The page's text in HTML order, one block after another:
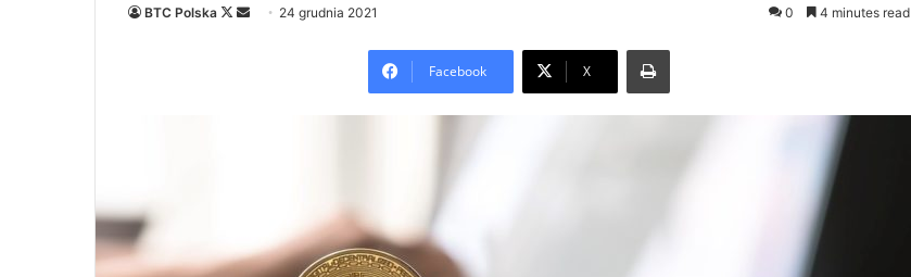
BTC Polska
Follow
Send 24 grudnia 2021 0 4 minutes read
Facebook X
Print